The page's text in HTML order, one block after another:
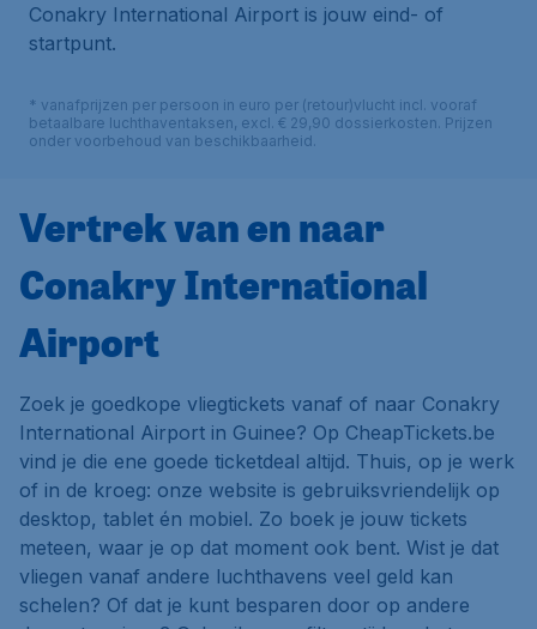
Conakry International Airport is jouw eind- of
startpunt.
* vanafprijzen per persoon in euro per (retour)vlucht incl. vooraf
betaalbare luchthaventaksen, excl. € 29,90 dossierkosten. Prijzen
onder voorbehoud van beschikbaarheid.
Vertrek van en naar
Conakry International
Airport
Zoek je goedkope vliegtickets vanaf of naar Conakry
International Airport in Guinee? Op CheapTickets.be
vind je die ene goede ticketdeal altijd. Thuis, op je werk
of in de kroeg: onze website is gebruiksvriendelijk op
desktop, tablet én mobiel. Zo boek je jouw tickets
meteen, waar je op dat moment ook bent. Wist je dat
vliegen vanaf andere luchthavens veel geld kan
schelen? Of dat je kunt besparen door op andere